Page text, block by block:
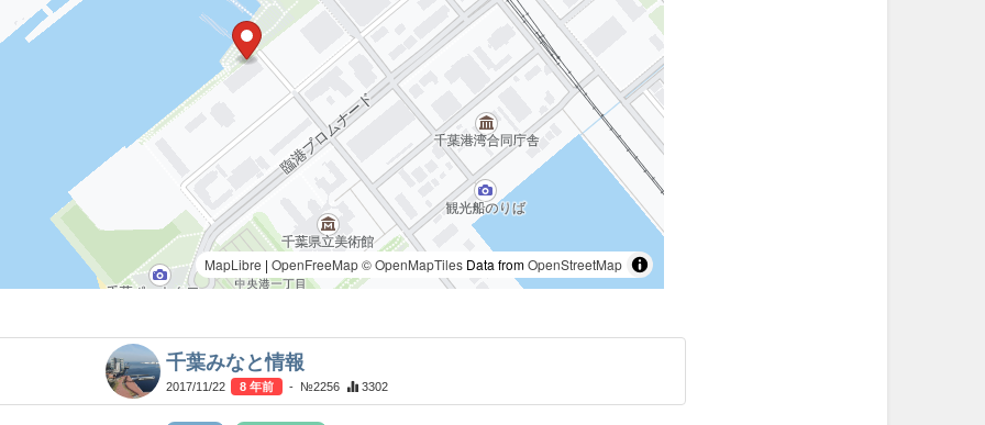
MapLibre | OpenFreeMap© OpenMapTiles Data fromOpenStreetMap
千葉みなと情報
2017/11/22 8 年前 - №2256 3302